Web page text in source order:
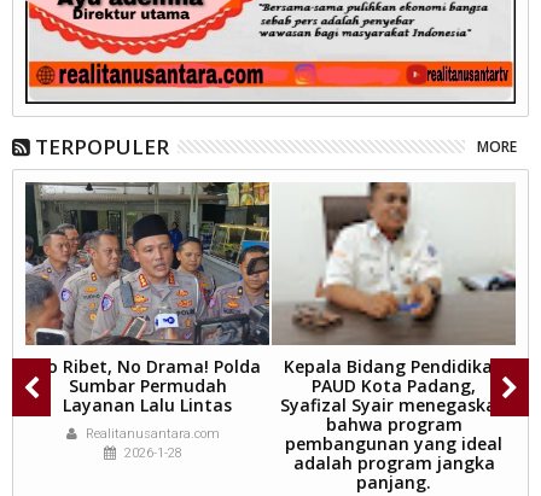
TERPOPULER MORE
No Ribet, No Drama! Polda
Sumbar Permudah
Layanan Lalu Lintas
Realitanusantara.com
2026-1-28
Kepala Bidang Pendidikan
PAUD Kota Padang,
Syafizal Syair menegaskan
bahwa program
pembangunan yang ideal
adalah program jangka
panjang.